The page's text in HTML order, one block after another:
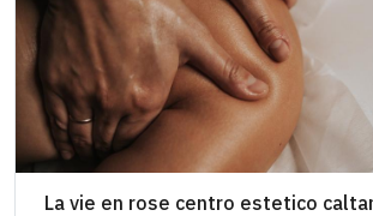
La vie en rose centro estetico